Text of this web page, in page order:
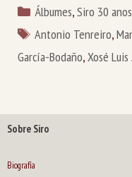
Categorías
Álbumes,Siro 30
Etiquetas
Antonio Tenreiro,
García-Bodaño, Xosé
Sobre Siro
Biografía